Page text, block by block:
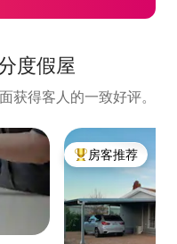
度假屋
获得客人的一致好评。
热门「房客推荐」
房客推荐